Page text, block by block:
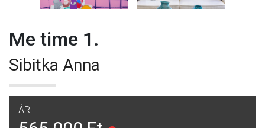
Me time 1.
Sibitka Anna
ÁR: